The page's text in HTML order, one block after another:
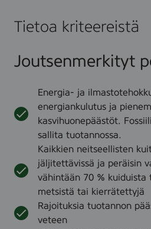
Tietoa kriteereistä
Joutsenmerkityt
Energia- ja
energiankulutus ja
kasvihuonepäästöt.
sallita tuotannossa.
Kaikkien neitseellisten
jäljitettävissä ja peräisin
vähintään 70 %
metsistä tai kierrätettyjä
Rajoituksia tuotannon
veteen